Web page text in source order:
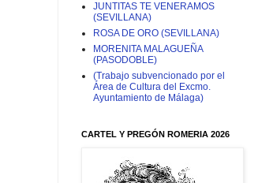
JUNTITAS TE VENERAMOS
(SEVILLANA)
ROSA DE ORO (SEVILLANA)
MORENITA MALAGUEÑA
(PASODOBLE)
(Trabajo subvencionado por el
Área de Cultura del Excmo.
Ayuntamiento de Málaga)
CARTEL Y PREGÓN ROMERIA 2026